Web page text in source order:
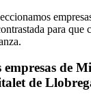
para que
empresas de
de